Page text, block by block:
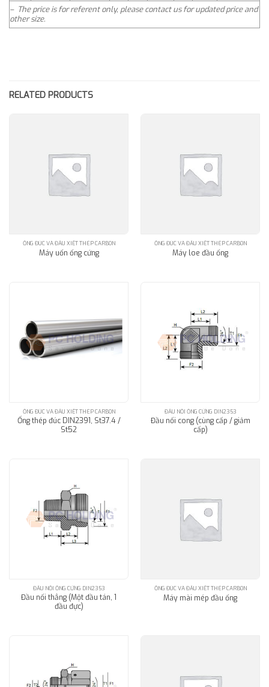
– The price is for referent only, please contact us for updated price and
other size.
RELATED PRODUCTS
ỐNG ĐÚC VÀ ĐẦU XIẾT THÉP CARBON
Máy uốn ống cứng
ỐNG ĐÚC VÀ ĐẦU XIẾT THÉP CARBON
Máy loe đầu ống
ỐNG ĐÚC VÀ ĐẦU XIẾT THÉP CARBON
Ống thép đúc DIN2391, St37.4 /
St52
ĐẦU NỐI ỐNG CỨNG DIN2353
Đầu nối cong (cùng cấp / giảm
cấp)
ĐẦU NỐI ỐNG CỨNG DIN2353
Đầu nối thẳng (Một đầu tán, 1
đầu đực)
ỐNG ĐÚC VÀ ĐẦU XIẾT THÉP CARBON
Máy mài mép đầu ống